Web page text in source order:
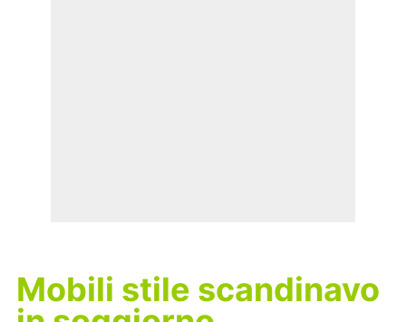
Mobili stile scandinavo